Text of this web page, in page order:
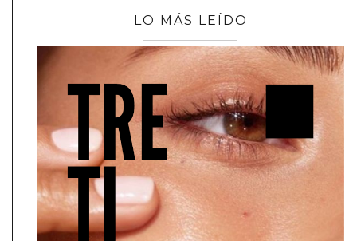
LO MÁS LEÍDO